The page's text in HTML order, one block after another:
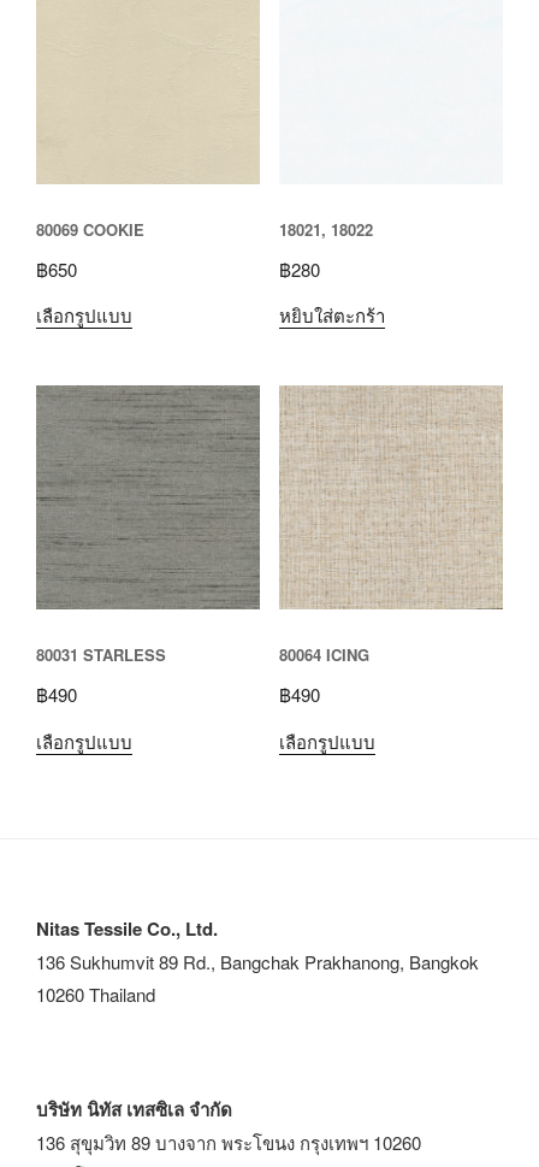
80069 COOKIE
฿650
เลือกรูปแบบ
18021, 18022
฿280
หยิบใส่ตะกร้า
80031 STARLESS
฿490
เลือกรูปแบบ
80064 ICING
฿490
เลือกรูปแบบ
Nitas Tessile Co., Ltd.
136 Sukhumvit 89 Rd., Bangchak Prakhanong, Bangkok
10260 Thailand
บริษัท นิทัส เทสซิเล จำกัด
136 สุขุมวิท 89 บางจาก พระโขนง กรุงเทพฯ 10260